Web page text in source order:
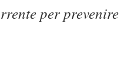
per prevenire